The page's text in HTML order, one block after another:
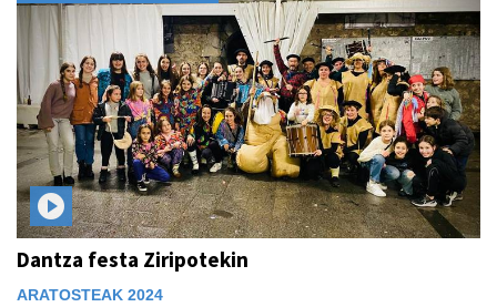
Dantza festa Ziripotekin
ARATOSTEAK 2024